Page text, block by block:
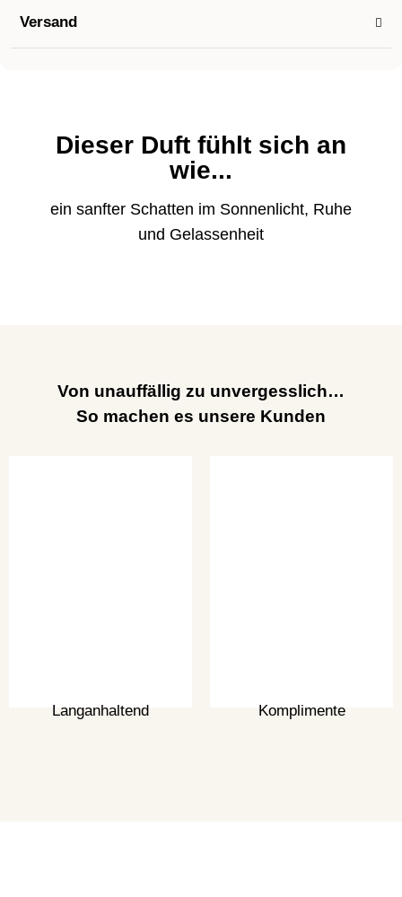
Versand
Dieser Duft fühlt sich an
wie...
ein sanfter Schatten im Sonnenlicht, Ruhe
und Gelassenheit
Von unauffällig zu unvergesslich…
So machen es unsere Kunden
Langanhaltend Komplimente